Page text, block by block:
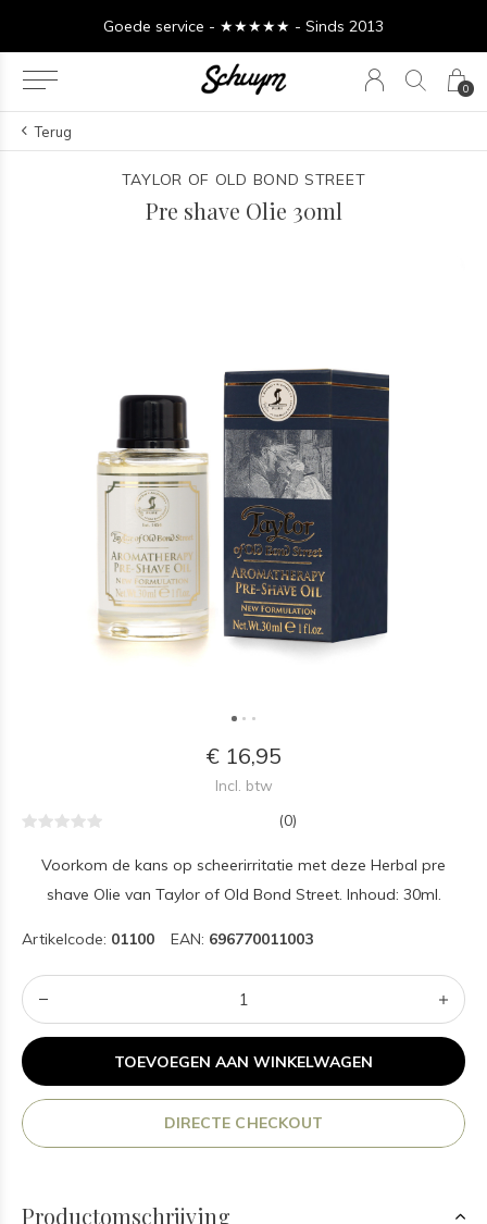
0
Goede service - ★★★★★ - Sinds 2013
Terug
TAYLOR OF OLD BOND STREET
Pre shave Olie 30ml
€ 16,95
Incl. btw
(0)
Voorkom de kans op scheerirritatie met deze Herbal pre
shave Olie van Taylor of Old Bond Street. Inhoud: 30ml.
Artikelcode: 01100 EAN: 696770011003
TOEVOEGEN AAN WINKELWAGEN
DIRECTE CHECKOUT
Productomschrijving